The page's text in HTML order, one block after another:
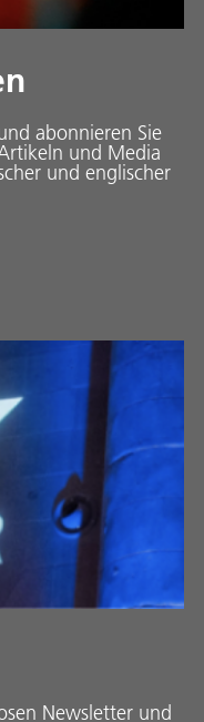
abonnieren Sie
und Media
und englischer
Newsletter und